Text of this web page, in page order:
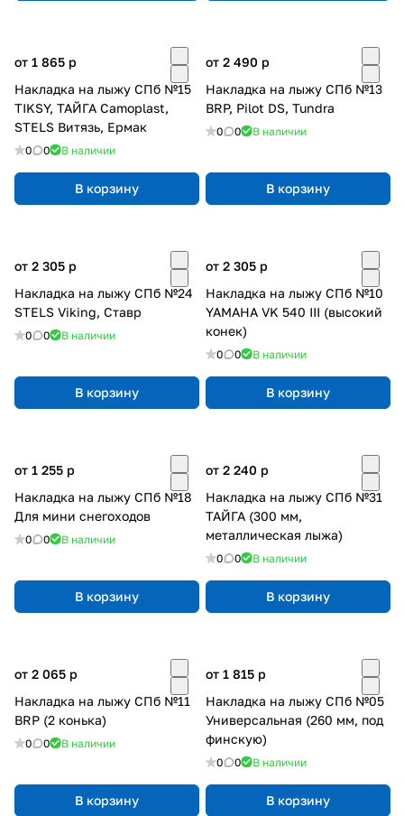
от 1 865 p
Накладка на лыжу СПб №15
TIKSY, ТАЙГА Camoplast,
STELS Витязь, Ермак
0 0 В наличии
В корзину
от 2 490 p
Накладка на лыжу СПб №13
BRP, Pilot DS, Tundra
0 0 В наличии
В корзину
от 2 305 p
Накладка на лыжу СПб №24
STELS Viking, Ставр
0 0 В наличии
В корзину
от 2 305 p
Накладка на лыжу СПб №10
YAMAHA VK 540 III (высокий
конек)
0 0 В наличии
В корзину
от 1 255 p
Накладка на лыжу СПб №18
Для мини снегоходов
0 0 В наличии
В корзину
от 2 240 p
Накладка на лыжу СПб №31
ТАЙГА (300 мм,
металлическая лыжа)
0 0 В наличии
В корзину
от 2 065 p
Накладка на лыжу СПб №11
BRP (2 конька)
0 0 В наличии
В корзину
от 1 815 p
Накладка на лыжу СПб №05
Универсальная (260 мм, под
финскую)
0 0 В наличии
В корзину